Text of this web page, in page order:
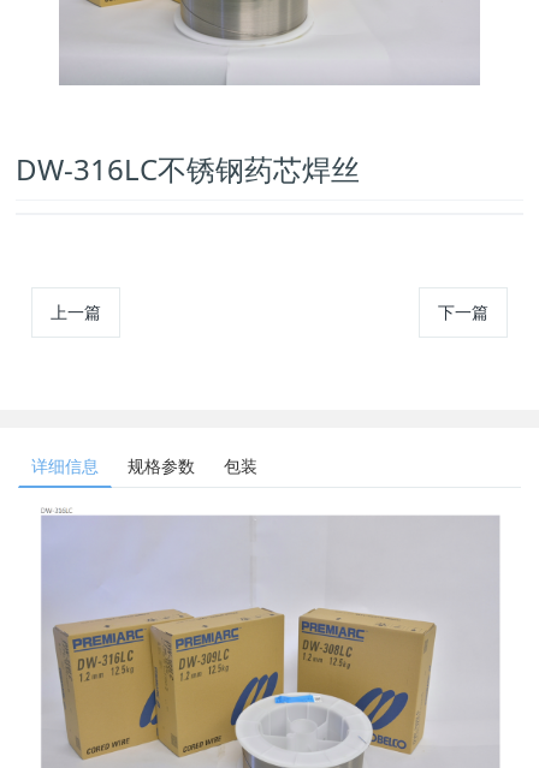
DW-316LC不锈钢药芯焊丝
上一篇 下一篇
详细信息 规格参数 包装